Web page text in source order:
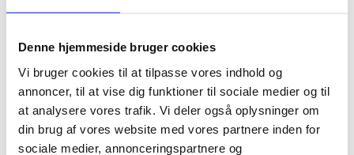
Denne hjemmeside bruger cookies
Vi bruger cookies til at tilpasse vores indhold og
annoncer, til at vise dig funktioner til sociale medier og til
at analysere vores trafik. Vi deler også oplysninger om
din brug af vores website med vores partnere inden for
sociale medier, annonceringspartnere og
RELATEREDE ARTIKLER
Tilmeld dig vores
nyhedsbrev
– og modtag Ole Borchs bog
“Succes i en dansk bestyrelse”